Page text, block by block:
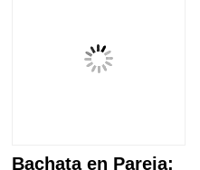
Bachata en Pareja: